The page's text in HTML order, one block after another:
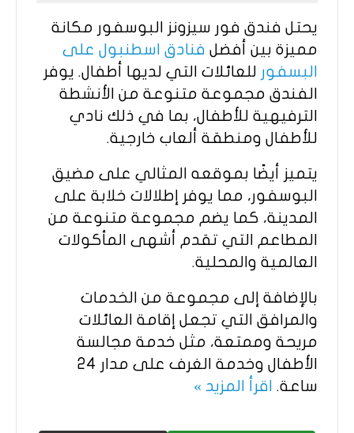
يحتل فندق فور سيزونز البوسفور مكانة
مميزة بين أفضل فنادق اسطنبول على
البسفور للعائلات التي لديها أطفال. يوفر
الفندق مجموعة متنوعة من الأنشطة
الترفيهية للأطفال، بما في ذلك نادي
للأطفال ومنطقة ألعاب خارجية.
يتميز أيضًا بموقعه المثالي على مضيق
البوسفور، مما يوفر إطلالات خلابة على
المدينة، كما يضم مجموعة متنوعة من
المطاعم التي تقدم أشهى المأكولات
العالمية والمحلية.
بالإضافة إلى مجموعة من الخدمات
والمرافق التي تجعل إقامة العائلات
مريحة وممتعة، مثل خدمة مجالسة
الأطفال وخدمة الغرف على مدار 24
ساعة. اقرأ المزيد »